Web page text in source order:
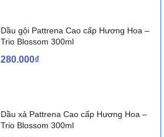
Dầu gội Pattrena Cao cấp Hương Hoa –
Trio Blossom 300ml
280.000₫
Dầu xả Pattrena Cao cấp Hương Hoa –
Trio Blossom 300ml